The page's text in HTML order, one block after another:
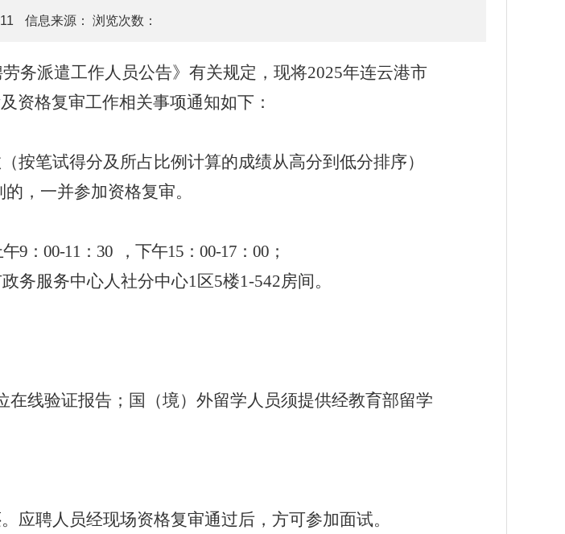
信息来源： 浏览次数：
务派遣工作人员公告》有关规定，现将2025年连云港市
资格复审工作相关事项通知如下：
按笔试得分及所占比例计算的成绩从高分到低分排序）
，一并参加资格复审。
9 ： 00-11 ： 30 ， 下午15 ： 00-17 ： 00 ；
务服务中心人社分中心1 区5楼1-542房间。
线验证报告；国（境）外留学人员须提供经教育部留学
应聘人员经现场资格复审通过后，方可参加面试。